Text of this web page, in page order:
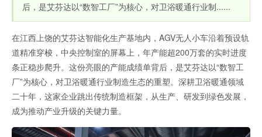
后，是艾芬达以“数智工厂”为核心，对卫浴暖通行业制......
在江西上饶的艾芬达智能化生产基地内，AGV无人小车沿着预设轨
道精准穿梭，中央控制室的屏幕上，年产能超200万套的实时进度
条正稳步爬升。这份亮眼的产能成绩单背后，是艾芬达以“数智工
厂”为核心，对卫浴暖通行业制造生态的重塑。深耕卫浴暖通领域
二十年，这家企业跳出传统制造框架，从生产、研发到绿色发展，
成为推动产业升级的关键力量。